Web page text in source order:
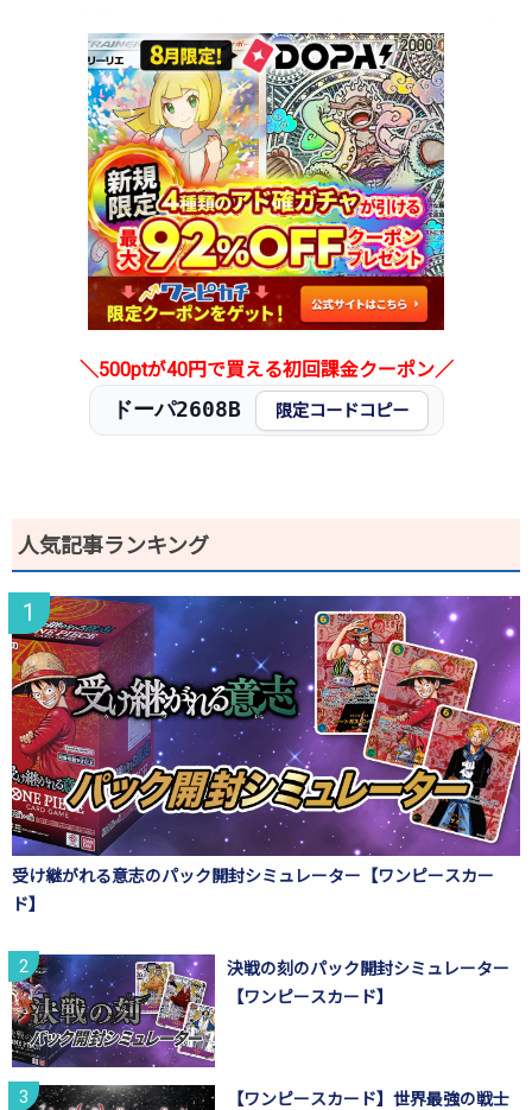
2026.2.15
700円 980円
900～1,000円
2026.2.5
700円 1,080円
1,000～1,100円
2026.1.25
700円 1,080円
1,000～1,100円
2026.1.15
800円 1,080円
1,000～1,100円
2026.1.5
500円 880円
800～900円
2025.12.25
400円 680円
600～700円
2025.12.15
400円 680円
600～700円
2025.12.5
400円 680円
600～700円
2025.11.25
400円 680円
600～700円
2025.11.15
400円 680円
600～700円
2025.10.25
300円 680円
600～700円
-円 -円
＼500ptが40円で買える初回課金クーポン／
ドーパ2608B 限定コードコピー
人気記事ランキング
受け継がれる意志のパック開封シミュレーター【ワンピースカー
ド】
決戦の刻のパック開封シミュレーター
【ワンピースカード】
【ワンピースカード】世界最強の戦士